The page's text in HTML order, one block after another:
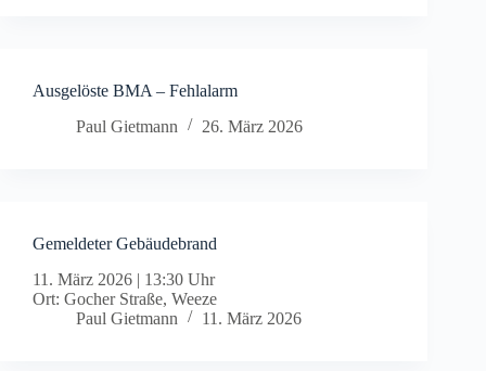
Ausgelöste BMA – Fehlalarm
Paul Gietmann
26. März 2026
Gemeldeter Gebäudebrand
11. März 2026 | 13:30 Uhr
Ort: Gocher Straße, Weeze
Paul Gietmann
11. März 2026